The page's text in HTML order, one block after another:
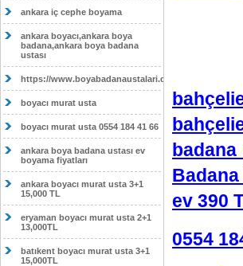
ankara iç cephe boyama
ankara boyacı,ankara boya
badana,ankara boya badana
ustası
https://www.boyabadanaustalari.com/
boyacı murat usta
boyacı murat usta 0554 184 41 66
ankara boya badana ustası ev
boyama fiyatları
ankara boyacı murat usta 3+1
15,000 TL
eryaman boyacı murat usta 2+1
13,000TL
batıkent boyacı murat usta 3+1
15,000TL
ev 390
0554